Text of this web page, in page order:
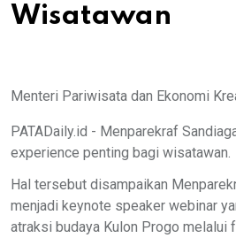
Wisatawan
Menteri Pariwisata dan Ekonomi
PATADaily.id - Menparekraf
experience penting bagi wisatawan.
Hal tersebut disampaikan
menjadi keynote speaker webinar
atraksi budaya Kulon Progo melalui